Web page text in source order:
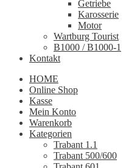
Getriebe
Karosserie
Motor
Wartburg Tourist
B1000 / B1000-1
Kontakt
HOME
Online Shop
Kasse
Mein Konto
Warenkorb
Kategorien
Trabant 1.1
Trabant 500/600